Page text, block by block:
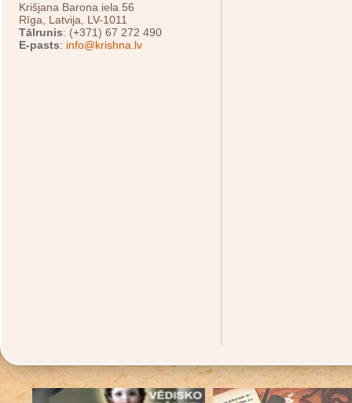
Krišjana Barona iela 56
Rīga, Latvija, LV-1011
Tālrunis: (+371) 67 272 490
E-pasts: info@krishna.lv